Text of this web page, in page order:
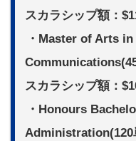
スカラシップ額：
・Master of Arts
スカラシップ額：
・Honours
Administration(120